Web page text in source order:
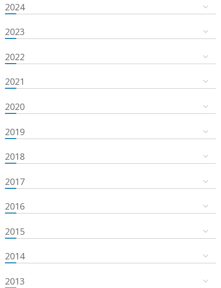
2024
2023
2022
2021
2020
2019
2018
2017
2016
2015
2014
2013